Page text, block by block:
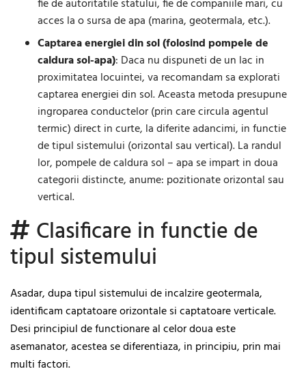
fie de autoritatile statului, fie de companiile mari, cu
acces la o sursa de apa (marina, geotermala, etc.).
Captarea energiei din sol (folosind pompele de
caldura sol-apa): Daca nu dispuneti de un lac in
proximitatea locuintei, va recomandam sa explorati
captarea energiei din sol. Aceasta metoda presupune
ingroparea conductelor (prin care circula agentul
termic) direct in curte, la diferite adancimi, in functie
de tipul sistemului (orizontal sau vertical). La randul
lor, pompele de caldura sol – apa se impart in doua
categorii distincte, anume: pozitionate orizontal sau
vertical.
Clasificare in functie de
tipul sistemului
Asadar, dupa tipul sistemului de incalzire geotermala,
identificam captatoare orizontale si captatoare verticale.
Desi principiul de functionare al celor doua este
asemanator, acestea se diferentiaza, in principiu, prin mai
multi factori.